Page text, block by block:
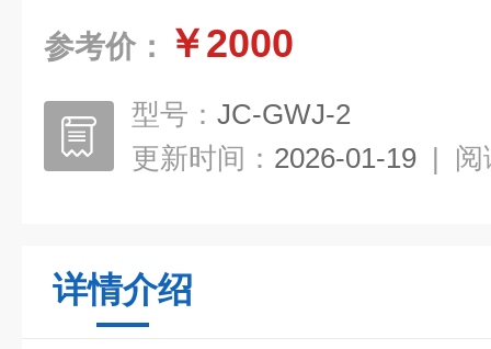
参考价： ￥2000
型号： JC-GWJ-2
更新时间： 2026-01-19 | 阅
详情介绍